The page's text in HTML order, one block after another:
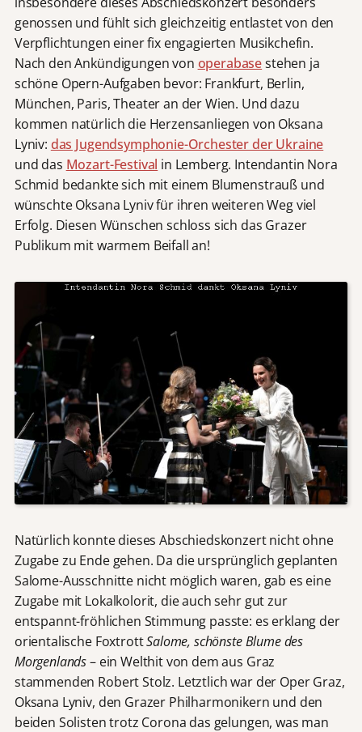
genossen und fühlt sich gleichzeitig entlastet von den
Verpflichtungen einer fix engagierten Musikchefin.
Nach den Ankündigungen von operabasestehen ja
schöne Opern-Aufgaben bevor: Frankfurt, Berlin,
München, Paris, Theater an der Wien. Und dazu
kommen natürlich die Herzensanliegen von Oksana
Lyniv: das Jugendsymphonie-Orchester der Ukraine
und das Mozart-Festival in Lemberg. Intendantin Nora
Schmid bedankte sich mit einem Blumenstrauß und
wünschte Oksana Lyniv für ihren weiteren Weg viel
Erfolg. Diesen Wünschen schloss sich das Grazer
Publikum mit warmem Beifall an!
Natürlich konnte dieses Abschiedskonzert nicht ohne
Zugabe zu Ende gehen. Da die ursprünglich geplanten
Salome-Ausschnitte nicht möglich waren, gab es eine
Zugabe mit Lokalkolorit, die auch sehr gut zur
entspannt-fröhlichen Stimmung passte: es erklang der
orientalische FoxtrottSalome, schönste Blume des
Morgenlands– ein Welthit von dem aus Graz
stammenden Robert Stolz. Letztlich war der Oper Graz,
Oksana Lyniv, den Grazer Philharmonikern und den
beiden Solisten trotz Corona das gelungen, was man